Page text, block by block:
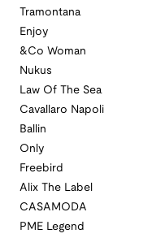
Tramontana
Enjoy
&Co Woman
Nukus
Law Of The Sea
Cavallaro Napoli
Ballin
Only
Freebird
Alix The Label
CASAMODA
PME Legend